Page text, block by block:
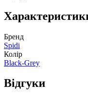
Бренд
Spidi
Колір
Black-Grey
Відгуки